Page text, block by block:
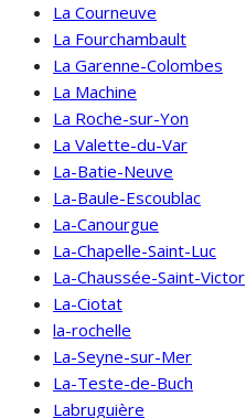
La Courneuve
La Fourchambault
La Garenne-Colombes
La Machine
La Roche-sur-Yon
La Valette-du-Var
La-Batie-Neuve
La-Baule-Escoublac
La-Canourgue
La-Chapelle-Saint-Luc
La-Chaussée-Saint-Victor
La-Ciotat
la-rochelle
La-Seyne-sur-Mer
La-Teste-de-Buch
Labruguière